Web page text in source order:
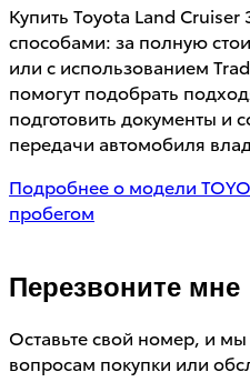
Купить Toyota Land
способами: за полную
или с использованием
помогут подобрать
подготовить документы и
передачи автомобиля
Подробнее о модели
пробегом
Перезвоните мне
Оставьте свой номер, и
вопросам покупки или